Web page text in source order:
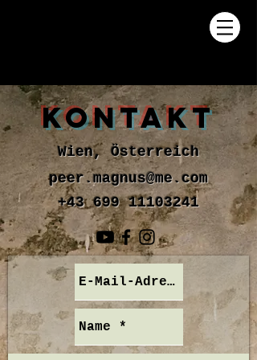
KONTAKT
Wien, Österreich
peer.magnus@me.com
+43 699 11103241